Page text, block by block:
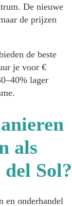
De nieuwe
de prijzen
de beste
je voor €
lager
als
Sol?
en onderhandel